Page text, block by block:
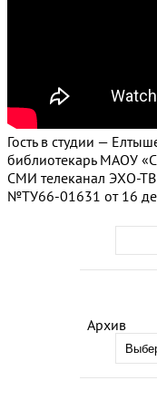
Архив
Гость в студии —
библиотекарь МАОУ
СМИ телеканал ЭХО-ТВ
№ТУ66-01631 от 16